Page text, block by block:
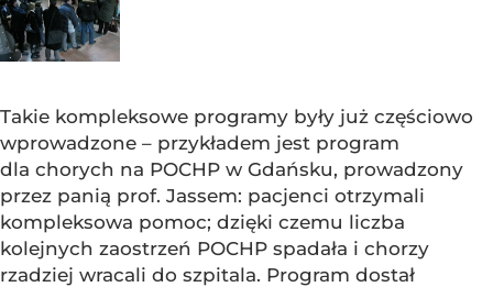
Takie kompleksowe programy były już częściowo
wprowadzone – przykładem jest program
dla chorych na POCHP w Gdańsku, prowadzony
przez panią prof. Jassem: pacjenci otrzymali
kompleksowa pomoc; dzięki czemu liczba
kolejnych zaostrzeń POCHP spadała i chorzy
rzadziej wracali do szpitala. Program dostał